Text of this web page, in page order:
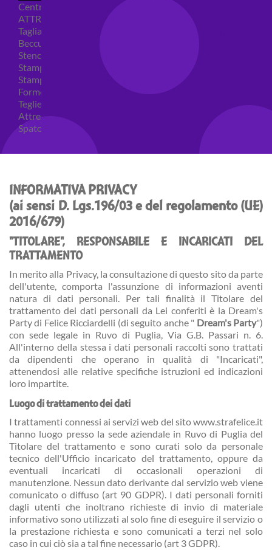
Centrini e Sacchetti Alimentari
ATTREZZI PER DOLCI
Tagliapasta
Beccucci e Sac à poche
Stencil per torte
Stampi ad espulsione
Stampi in silicone
Forme per cioccolato
Teglie per torte
Attrezzi cake design
Spatole ed accessori per decorare
INFORMATIVA PRIVACY
(ai sensi D. Lgs.196/03 e del regolamento (UE)
2016/679)
"TITOLARE", RESPONSABILE E INCARICATI DEL
TRATTAMENTO
In merito alla Privacy, la consultazione di questo sito da parte
dell'utente, comporta l'assunzione di informazioni aventi
natura di dati personali. Per tali finalità il Titolare del
trattamento dei dati personali da Lei conferiti è la Dream's
Party di Felice Ricciardelli (di seguito anche " Dream's Party")
con sede legale in Ruvo di Puglia, Via G.B. Passari n. 6.
All'interno della stessa i dati personali raccolti sono trattati
da dipendenti che operano in qualità di "Incaricati",
attenendosi alle relative specifiche istruzioni ed indicazioni
loro impartite.
Luogo di trattamento dei dati
I trattamenti connessi ai servizi web del sito www.strafelice.it
hanno luogo presso la sede aziendale in Ruvo di Puglia del
Titolare del trattamento e sono curati solo da personale
tecnico dell'Ufficio incaricato del trattamento, oppure da
eventuali incaricati di occasionali operazioni di
manutenzione. Nessun dato derivante dal servizio web viene
comunicato o diffuso (art 90 GDPR). I dati personali forniti
dagli utenti che inoltrano richieste di invio di materiale
informativo sono utilizzati al solo fine di eseguire il servizio o
la prestazione richiesta e sono comunicati a terzi nel solo
caso in cui ciò sia a tal fine necessario (art 3 GDPR).